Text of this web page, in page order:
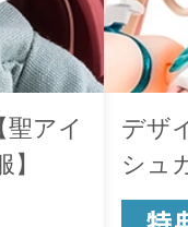
アイ
デザ
シュ